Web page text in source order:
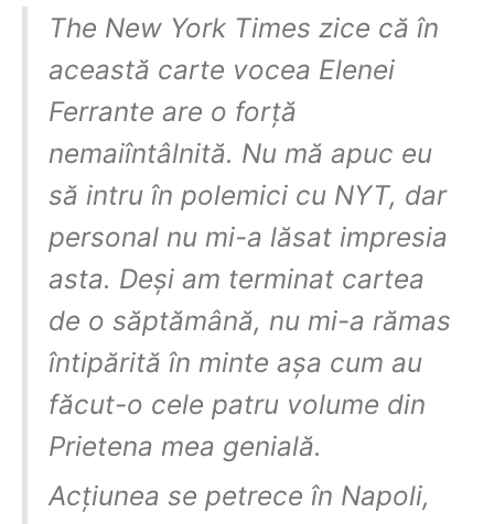
The New York Times zice că în
această carte vocea Elenei
Ferrante are o forță
nemaiîntâlnită. Nu mă apuc eu
să intru în polemici cu NYT, dar
personal nu mi-a lăsat impresia
asta. Deși am terminat cartea
de o săptămână, nu mi-a rămas
întipărită în minte așa cum au
făcut-o cele patru volume din
Prietena mea genială.
Acțiunea se petrece în Napoli,